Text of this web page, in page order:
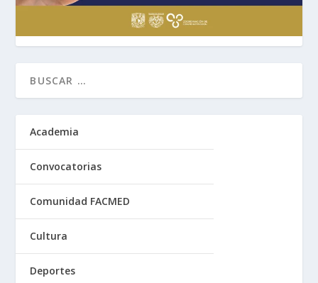
Academia
Convocatorias
Comunidad FACMED
Cultura
Deportes